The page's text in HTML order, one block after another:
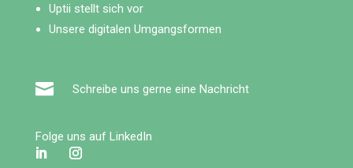
Uptii stellt sich vor
Unsere digitalen Umgangsformen
 Schreibe uns gerne eine Nachricht
Folge uns auf LinkedIn